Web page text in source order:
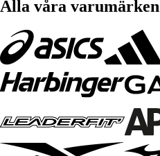
Alla våra varumärken